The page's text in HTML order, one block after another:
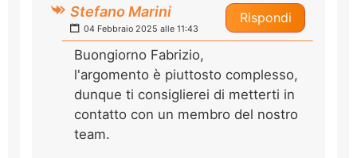
Rispondi
Stefano Marini
04 Febbraio 2025 alle 11:43
Buongiorno Fabrizio,
l'argomento è piuttosto complesso,
dunque ti consiglierei di metterti in
contatto con un membro del nostro
team.